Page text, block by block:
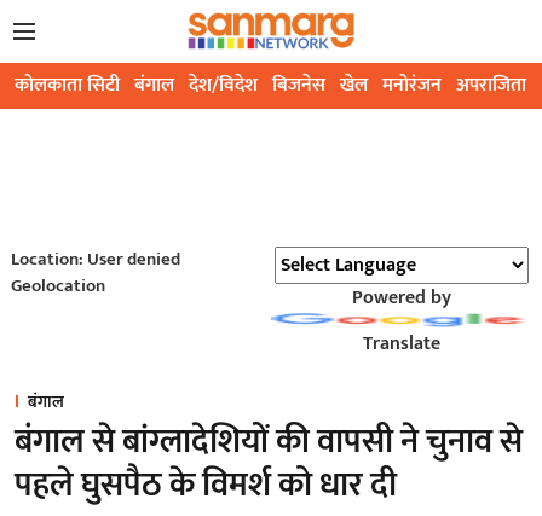
कोलकाता सिटी बंगाल देश/विदेश बिजनेस खेल मनोरंजन अपराजिता
Location: User denied
Geolocation
Powered by
Translate
बंगाल
बंगाल से बांग्लादेशियों की वापसी ने चुनाव से
पहले घुसपैठ के विमर्श को धार दी